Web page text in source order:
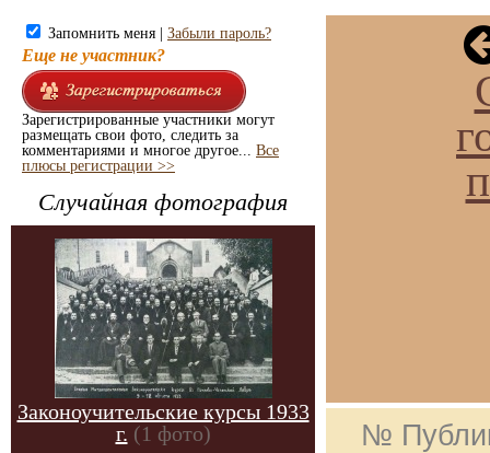
Запомнить меня | Забыли пароль?
Еще не участник?
Зарегистрированные участники могут
размещать свои фото, следить за
комментариями и многое другое... Все
плюсы регистрации >>
Случайная фотография
Законоучительские курсы 1933
г. (1 фото) №